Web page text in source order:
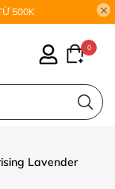
500K
0
Lavender